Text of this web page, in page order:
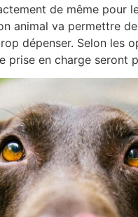
de même pour
animal va permettre
dépenser. Selon les
prise en charge seront